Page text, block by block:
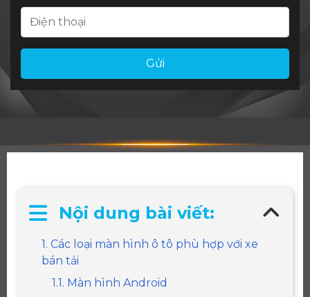
Gửi
Nội dung bài viết:
1. Các loại màn hình ô tô phù hợp với xe
bán tải
1.1. Màn hình Android